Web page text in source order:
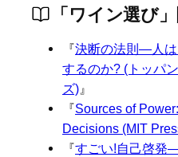
「ワイン選び
『決断の法則―人
するのか? (トッパ
ズ) 』
『Sources of
Decisions (MIT
『すごい!自己啓発